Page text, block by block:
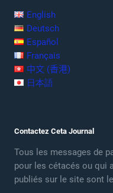
English
Deutsch
Español
Français
中文 (香港)
日本語
Contactez Ceta Journal
Tous les messages de
pour les cétacés ou qui
publiés sur le site sont